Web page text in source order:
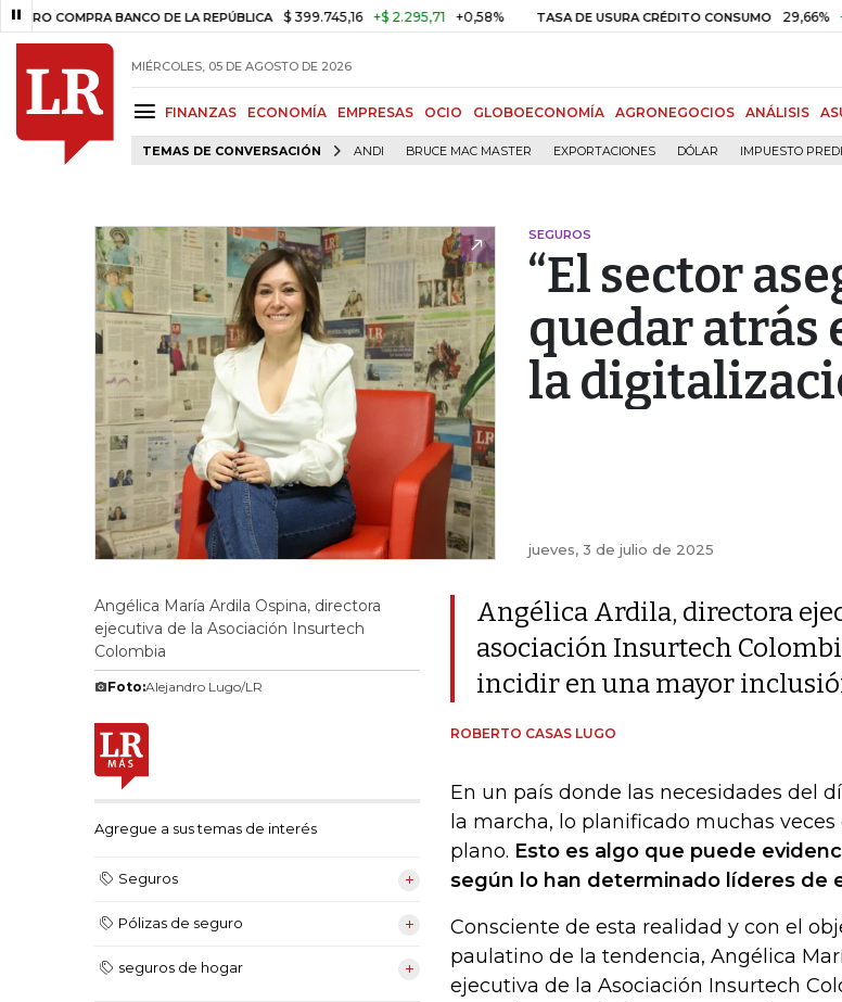
BANCO DE LA REPÚBLICA $ 399.745,16 +$ 2.295,71 +0,58% TASA DE USURA CRÉDITO CONSUMO 29,66% +0,87%
MIÉRCOLES, 05 DE AGOSTO DE 2026
FINANZAS ECONOMÍA EMPRESAS OCIO GLOBOECONOMÍA AGRONEGOCIOS ANÁLISIS
TEMAS DE CONVERSACIÓN ANDI BRUCE MAC MASTER EXPORTACIONES DÓLAR IMPUESTO
SEGUROS
“El sector
quedar atrás
la
jueves, 3 de julio de 2025
Angélica María Ardila Ospina, directora
ejecutiva de la Asociación Insurtech
Colombia
Foto:Alejandro Lugo/LR
Agregue a sus temas de interés
Seguros
Pólizas de seguro
seguros de hogar
Angélica Ardila, directora
asociación Insurtech
incidir en una mayor
ROBERTO CASAS LUGO
En un país donde las necesidades del
la marcha, lo planificado muchas
plano. Esto es algo que puede
según lo han determinado líderes de
Consciente de esta realidad y con el
paulatino de la tendencia, Angélica
ejecutiva de la Asociación Insurtech